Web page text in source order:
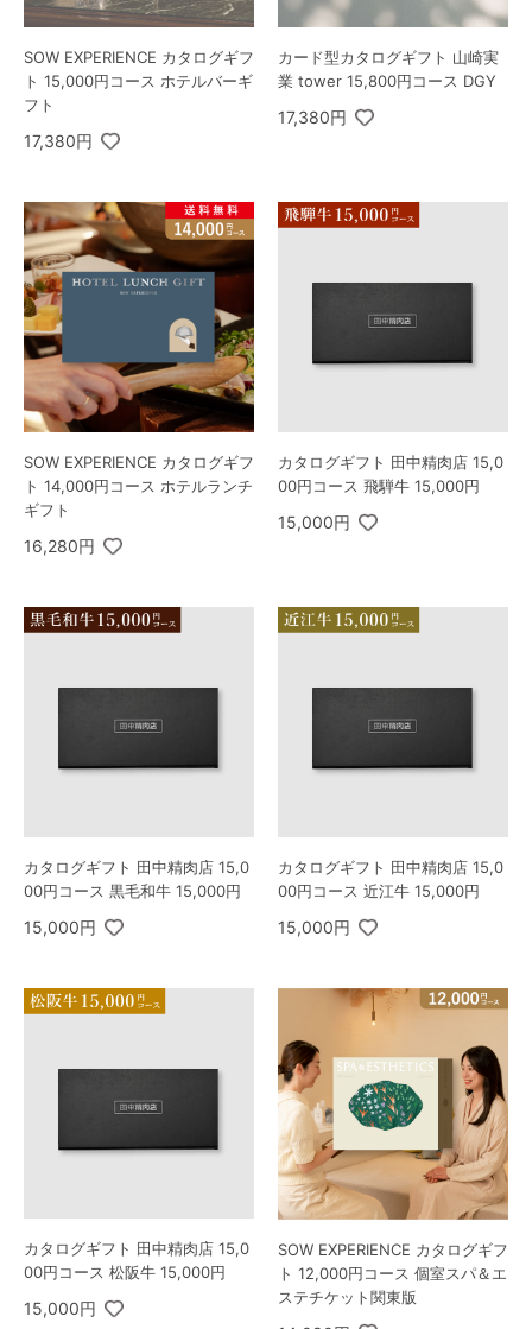
SOW EXPERIENCE カタログギフ
ト 15,000円コース ホテルバーギ
フト
17,380円
カード型カタログギフト 山崎実
業 tower 15,800円コース DGY
17,380円
SOW EXPERIENCE カタログギフ
ト 14,000円コース ホテルランチ
ギフト
16,280円
カタログギフト 田中精肉店 15,0
00円コース 飛騨牛 15,000円
15,000円
カタログギフト 田中精肉店 15,0
00円コース 黒毛和牛 15,000円
15,000円
カタログギフト 田中精肉店 15,0
00円コース 近江牛 15,000円
15,000円
カタログギフト 田中精肉店 15,0
00円コース 松阪牛 15,000円
15,000円
SOW EXPERIENCE カタログギフ
ト 12,000円コース 個室スパ＆エ
ステチケット関東版